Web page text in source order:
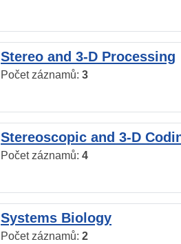
Stereo and 3-D Processing
Počet záznamů: 3
Stereoscopic and 3-D
Počet záznamů: 4
Systems Biology
Počet záznamů: 2